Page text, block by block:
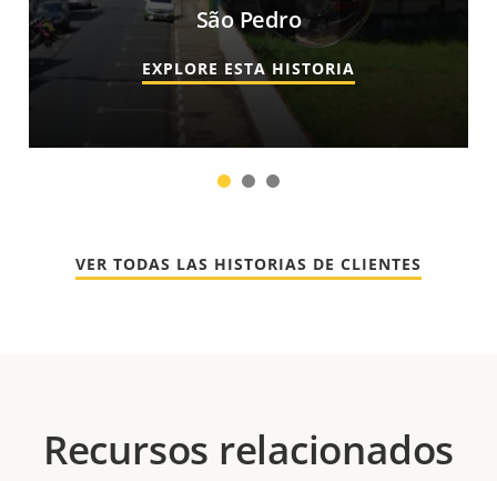
São Pedro
EXPLORE ESTA HISTORIA
1 2
VER TODAS LAS HISTORIAS DE CLIENTES
Recursos relacionados